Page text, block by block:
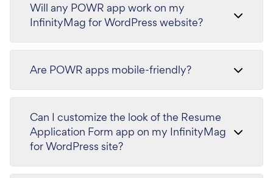
Will any POWR app work on my
InfinityMag for WordPress website?
Are POWR apps mobile-friendly?
Can I customize the look of the Resume
Application Form app on my InfinityMag
for WordPress site?